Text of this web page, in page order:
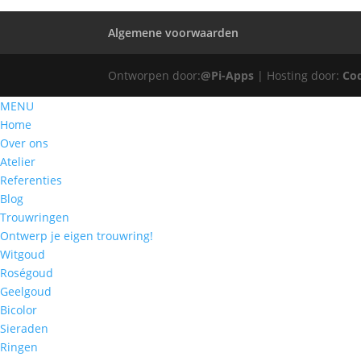
Algemene voorwaarden
Ontworpen door:@Pi-Apps | Hosting door:
MENU
Home
Over ons
Atelier
Referenties
Blog
Trouwringen
Ontwerp je eigen trouwring!
Witgoud
Roségoud
Geelgoud
Bicolor
Sieraden
Ringen